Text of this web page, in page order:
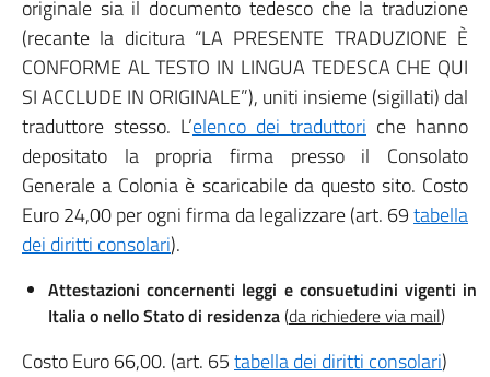
originale sia il documento tedesco che la traduzione
(recante la dicitura “LA PRESENTE TRADUZIONE È
CONFORME AL TESTO IN LINGUA TEDESCA CHE QUI
SI ACCLUDE IN ORIGINALE”), uniti insieme (sigillati) dal
traduttore stesso. L’elenco dei traduttori che hanno
depositato la propria firma presso il Consolato
Generale a Colonia è scaricabile da questo sito. Costo
Euro 24,00 per ogni firma da legalizzare (art. 69tabella
dei diritti consolari).
Attestazioni concernenti leggi e consuetudini vigenti in
Italia o nello Stato di residenza(da richiedere via mail)
Costo Euro 66,00. (art. 65tabella dei diritti consolari)